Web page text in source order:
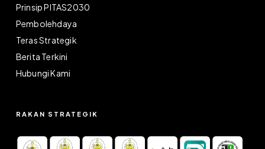
Prinsip PITAS2030
Pembolehdaya
Teras Strategik
Berita Terkini
Hubungi Kami
RAKAN STRATEGIK